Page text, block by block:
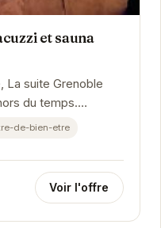
et sauna
La suite Grenoble
du temps.
luxueux et
de-bien-etre
Voir l'offre